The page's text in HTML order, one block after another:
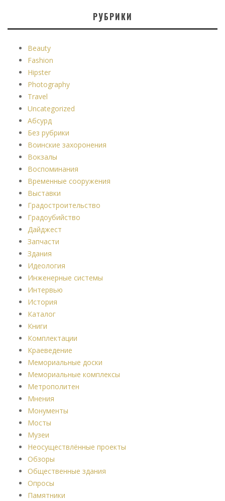
РУБРИКИ
Beauty
Fashion
Hipster
Photography
Travel
Uncategorized
Абсурд
Без рубрики
Воинские захоронения
Вокзалы
Воспоминания
Временные сооружения
Выставки
Градостроительство
Градоубийство
Дайджест
Запчасти
Здания
Идеология
Инженерные системы
Интервью
История
Каталог
Книги
Комплектации
Краеведение
Мемориальные доски
Мемориальные комплексы
Метрополитен
Мнения
Монументы
Мосты
Музеи
Неосуществлённые проекты
Обзоры
Общественные здания
Опросы
Памятники